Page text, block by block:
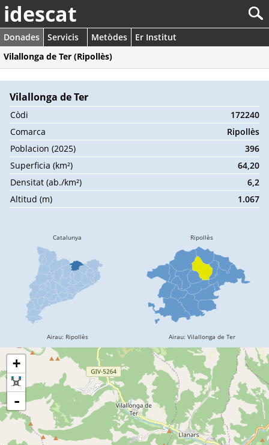
idescat
Donades Servicis Metòdes
Er Institut
Vilallonga de Ter (Ripollès)
Vilallonga de Ter
Còdi
172240
Comarca
Ripollès
Poblacion (2025)
396
Superficia (km²)
64,20
Densitat (ab./km²)
6,2
Altitud (m)
1.067
+
-